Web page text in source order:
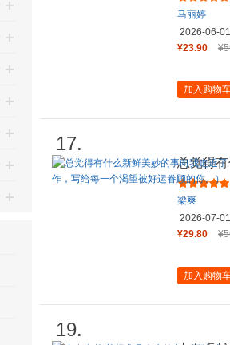
马丽婷
2026-06-01
¥23.90
加入购物
17.
总觉得
（《把
梁爽
2026-07-01
¥29.80
加入购物
19.